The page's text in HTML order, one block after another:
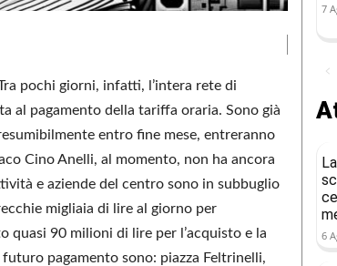
pochi giorni, infatti, l’intera rete di
al pagamento della tariffa oraria. Sono già
entro fine mese, entreranno
Cino Anelli, al momento, non ha ancora
e aziende del centro sono in subbuglio
migliaia di lire al giorno per
quasi 90 milioni di lire per l’acquisto e la
pagamento sono: piazza Feltrinelli,
7
6